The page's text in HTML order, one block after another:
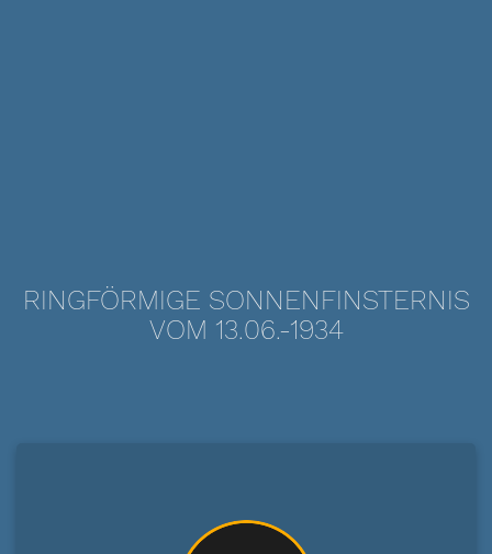
RINGFÖRMIGE SONNENFINSTERNIS
VOM 13.06.-1934